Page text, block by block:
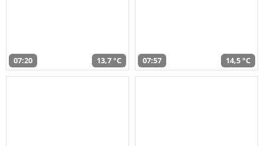
07:20 13,7 °C 07:57 14,5 °C